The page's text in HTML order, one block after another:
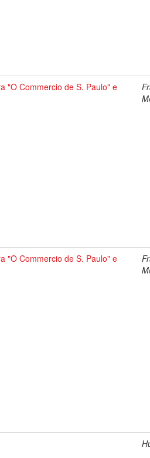
"O Commercio de S. Paulo" e
"O Commercio de S. Paulo" e